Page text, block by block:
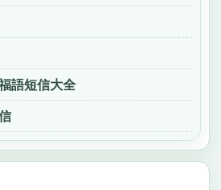
語短信大全